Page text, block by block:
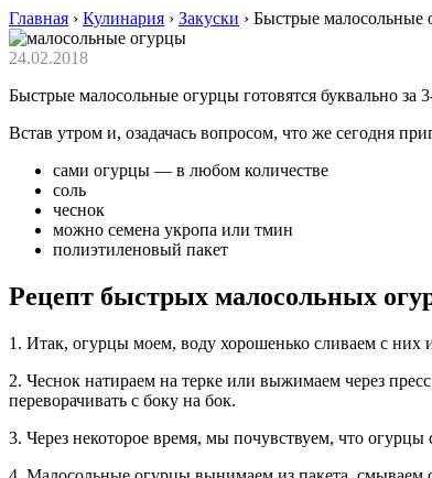
Главная › Кулинария › Закуски › Быстрые малосольные
24.02.2018
Быстрые малосольные огурцы готовятся буквально за
Встав утром и, озадачась вопросом, что же сегодня
сами огурцы — в любом количестве
соль
чеснок
можно семена укропа или тмин
полиэтиленовый пакет
Рецепт быстрых малосольных
1. Итак, огурцы моем, воду хорошенько сливаем с
2. Чеснок натираем на терке или выжимаем через
переворачивать с боку на бок.
3. Через некоторое время, мы почувствуем, что